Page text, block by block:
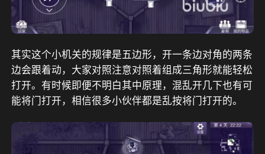
其实这个小机关的规律是五边形，开一条边对角的两条
边会跟着动，大家对照注意对照着组成三角形就能轻松
打开。有时候即便不明白其中原理，混乱开几下也有可
能将门打开，相信很多小伙伴都是乱按将门打开的。